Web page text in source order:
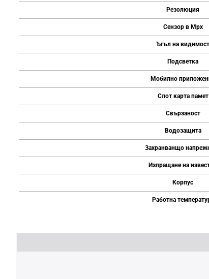
Резолюция
Сензор в Mpx
Ъгъл на видимост
Подсветка
Мобилно
Слот карта памет
Свързаност
Водозащита
Захранванщо
Изпращане на
Корпус
Работна